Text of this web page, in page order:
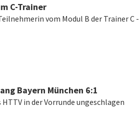
C-Trainer
vom Modul B der Trainer C -
Bayern München 6:1
HTTV in der Vorrunde ungeschlagen